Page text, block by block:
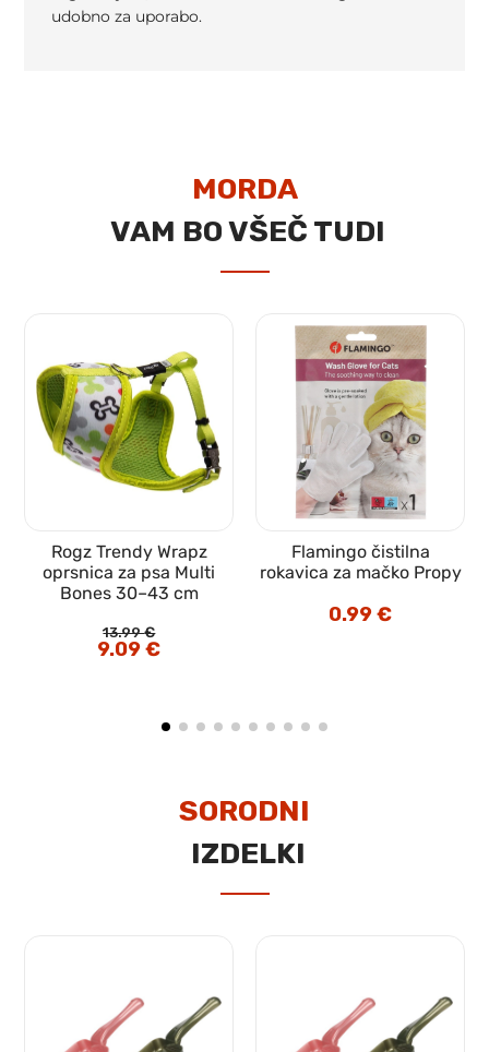
udobno za uporabo.
MORDA
VAM BO VŠEČ TUDI
Rogz Trendy Wrapz
oprsnica za psa Multi
Bones 30–43 cm
13.99€
Izvirna
cena
9.09€Trenutna
cena
Flamingo čistilna
rokavica za mačko Propy
0.99€
SORODNI
IZDELKI